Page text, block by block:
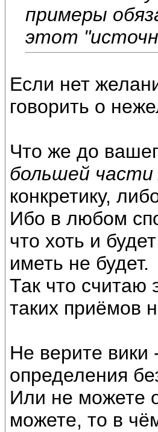
примеры
этот
Если нет
говорить о
Что же до
большей
конкретику,
Ибо в любом
что хоть и
иметь не будет.
Так что считаю
таких приёмов
Не верите
определения
Или не можете
можете, то в